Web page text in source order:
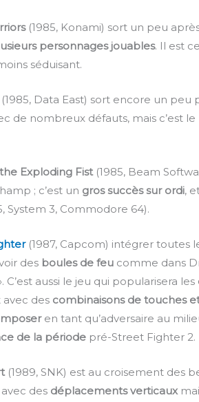
(1985, Konami) sort un peu
personnages jouables. Il est
séduisant.
(1985, Data East) sort encore un
de nombreux défauts, mais c’est
Exploding Fist(1985, Beam
; c’est un gros succès sur ordi,
System 3, Commodore 64).
(1987, Capcom) intégrer toutes
des boules de feu comme dans
C’est aussi le jeu qui popularisera les
avec des combinaisons de touches
en tant qu’adversaire au
de la période pré-Street Fighter 2.
(1989, SNK) est au croisement des
des déplacements verticaux